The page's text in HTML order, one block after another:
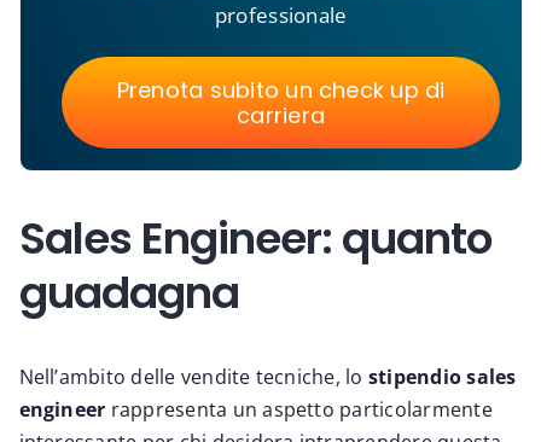
professionale
Prenota subito un check up di
carriera
Sales Engineer: quanto
guadagna
Nell’ambito delle vendite tecniche, lo stipendio sales
engineer rappresenta un aspetto particolarmente